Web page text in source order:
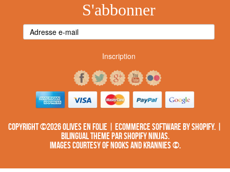
S'abbonner
Inscription
Copyright ©2026 Olives en folie | Ecommerce Software bySHOPIFY. |
Bilingual Theme parSHOPIFY NINJAS.
Images courtesy of NOOKS AND KRANNIES ©.